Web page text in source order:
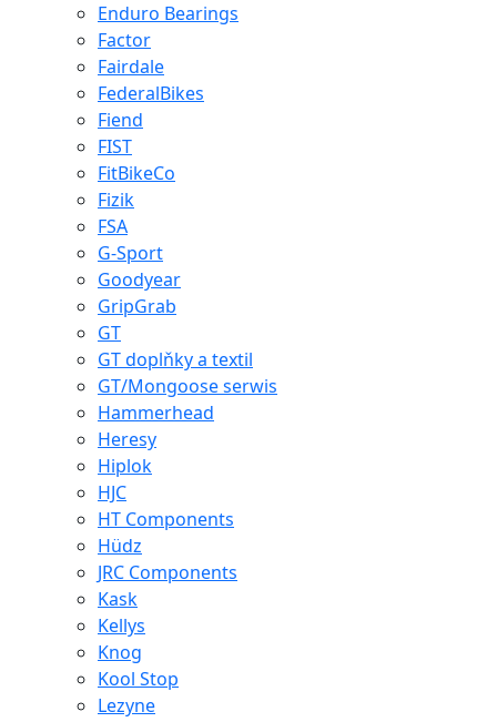
Enduro Bearings
Factor
Fairdale
FederalBikes
Fiend
FIST
FitBikeCo
Fizik
FSA
G-Sport
Goodyear
GripGrab
GT
GT doplňky a textil
GT/Mongoose serwis
Hammerhead
Heresy
Hiplok
HJC
HT Components
Hüdz
JRC Components
Kask
Kellys
Knog
Kool Stop
Lezyne